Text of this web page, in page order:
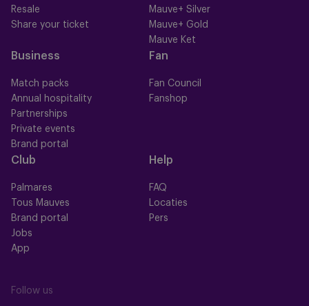
Resale
Share your ticket
Mauve+ Silver
Mauve+ Gold
Mauve Ket
Business
Match packs
Annual hospitality
Partnerships
Private events
Brand portal
Fan
Fan Council
Fanshop
Club
Palmares
Tous Mauves
Brand portal
Jobs
App
Help
FAQ
Locaties
Pers
Follow us